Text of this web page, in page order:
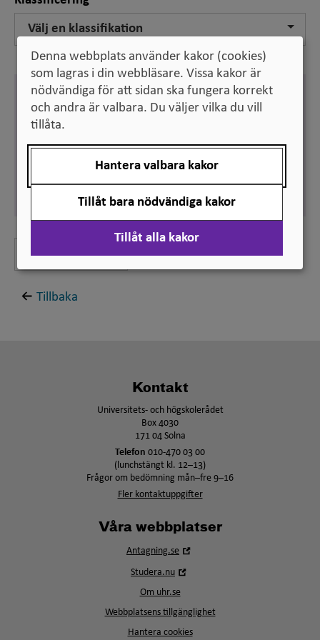
Välj en klassifikation
Engelska
research and development
Synonym:
forskning och utveckling
Synonym:FoU
Lämna feedback
Tillbaka
Kontakt
Universitets- och högskolerådet
Box 4030
171 04 Solna
Telefon 010-470 03 00
(lunchstängt kl. 12–13)
Frågor om bedömning mån–fre 9–16
Fler kontaktuppgifter
Våra webbplatser
Antagning.se
Studera.nu
fönster
Om uhr.se
Webbplatsens tillgänglighet
Hantera cookies
Denna webbplats använder kakor (cookies)
som lagras i din webbläsare. Vissa kakor är
nödvändiga för att sidan ska fungera korrekt
och andra är valbara. Du väljer vilka du vill
tillåta.
Hantera valbara kakor
Tillåt bara nödvändiga kakor
Tillåt alla kakor